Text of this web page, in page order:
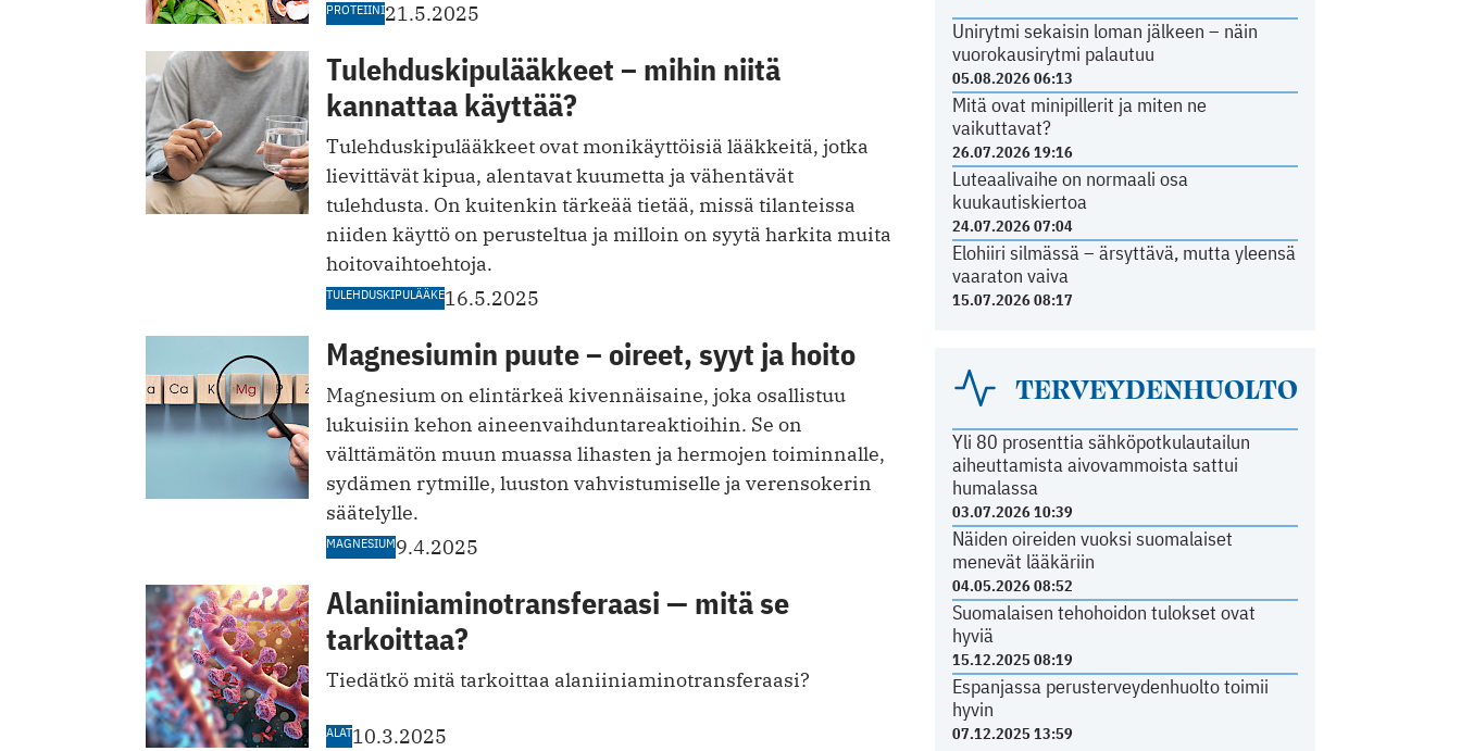
PROTEIINI21.5.2025
Tulehduskipulääkkeet – mihin niitä
kannattaa käyttää?
Tulehduskipulääkkeet ovat monikäyttöisiä lääkkeitä, jotka
lievittävät kipua, alentavat kuumetta ja vähentävät
tulehdusta. On kuitenkin tärkeää tietää, missä tilanteissa
niiden käyttö on perusteltua ja milloin on syytä harkita muita
hoitovaihtoehtoja.
TULEHDUSKIPULÄÄKE16.5.2025
Magnesiumin puute – oireet, syyt ja hoito
Magnesium on elintärkeä kivennäisaine, joka osallistuu
lukuisiin kehon aineenvaihduntareaktioihin. Se on
välttämätön muun muassa lihasten ja hermojen toiminnalle,
sydämen rytmille, luuston vahvistumiselle ja verensokerin
säätelylle.
MAGNESIUM9.4.2025
Alaniiniaminotransferaasi — mitä se
tarkoittaa?
Tiedätkö mitä tarkoittaa alaniiniaminotransferaasi?
ALAT10.3.2025
Unirytmi sekaisin loman jälkeen – näin
vuorokausirytmi palautuu
05.08.2026 06:13
Mitä ovat minipillerit ja miten ne
vaikuttavat?
26.07.2026 19:16
Luteaalivaihe on normaali osa
kuukautiskiertoa
24.07.2026 07:04
Elohiiri silmässä – ärsyttävä, mutta yleensä
vaaraton vaiva
15.07.2026 08:17
TERVEYDENHUOLTO
Yli 80 prosenttia sähköpotkulautailun
aiheuttamista aivovammoista sattui
humalassa
03.07.2026 10:39
Näiden oireiden vuoksi suomalaiset
menevät lääkäriin
04.05.2026 08:52
Suomalaisen tehohoidon tulokset ovat
hyviä
15.12.2025 08:19
Espanjassa perusterveydenhuolto toimii
hyvin
07.12.2025 13:59